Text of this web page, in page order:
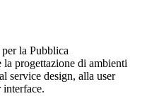
la Pubblica
progettazione di ambienti
service design, alla user
interface.